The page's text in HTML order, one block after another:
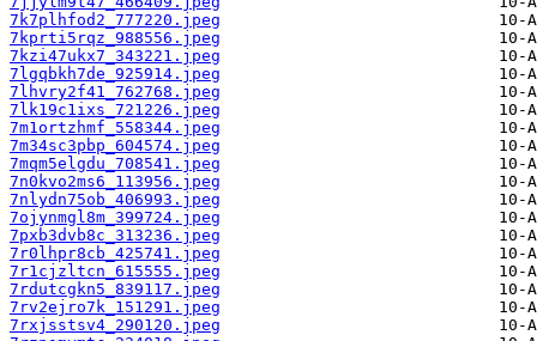
7k7plhfod2_777220.jpeg
7kprti5rqz_988556.jpeg
7kzi47ukx7_343221.jpeg
7lgqbkh7de_925914.jpeg
7lhvry2f41_762768.jpeg
7lk19c1ixs_721226.jpeg
7m1ortzhmf_558344.jpeg
7m34sc3pbp_604574.jpeg
7mqm5elgdu_708541.jpeg
7n0kvo2ms6_113956.jpeg
7nlydn75ob_406993.jpeg
7ojynmgl8m_399724.jpeg
7pxb3dvb8c_313236.jpeg
7r0lhpr8cb_425741.jpeg
7r1cjzltcn_615555.jpeg
7rdutcgkn5_839117.jpeg
7rv2ejro7k_151291.jpeg
7rxjsstsv4_290120.jpeg